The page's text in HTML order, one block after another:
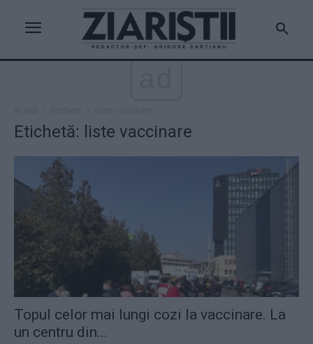
Etichetă: liste vaccinare
Topul celor mai lungi cozi la vaccinare. La
un centru din...